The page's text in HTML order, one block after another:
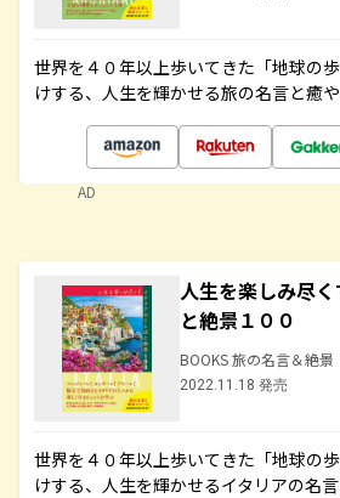
世界を４０年以上歩いてきた「地球の
けする、人生を輝かせる旅の名言と癒
AD
人生を楽しみ尽
と絶景１００
BOOKS 旅の名言＆絶景
2022.11.18 発売
世界を４０年以上歩いてきた「地球の
けする、人生を輝かせるイタリアの名